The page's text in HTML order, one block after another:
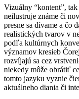
Vizuálny “kontent”,
neilustruje známe či
presne sa dívame a čo
realistických tvarov v
podľa kultúrnych
významov kresieb
rozvíjajú sa cez
niekedy môže obrátiť
tomto jazyku vyznie
aktuálneho diania či